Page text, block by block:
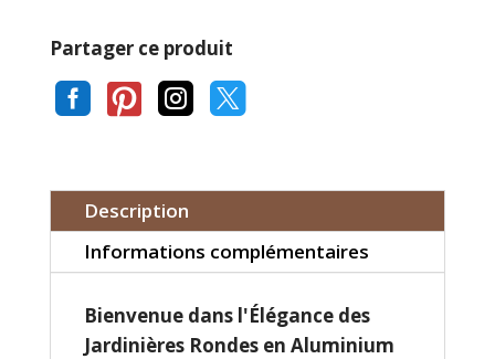
Partager ce produit
   
Description
Informations complémentaires
Bienvenue dans l'Élégance des
Jardinières Rondes en Aluminium